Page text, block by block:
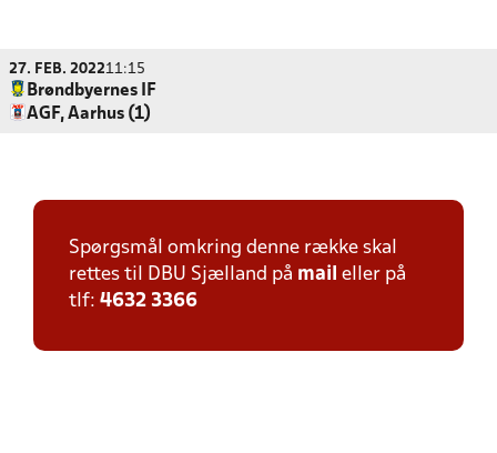
27. FEB. 202211:15
Brøndbyernes IF
AGF, Aarhus (1)
Spørgsmål omkring denne række skal
rettes til DBU Sjælland på mail eller på
tlf: 4632 3366